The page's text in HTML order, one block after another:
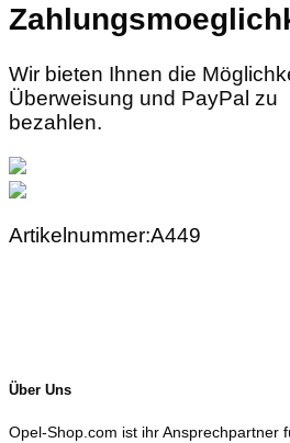
Wir bieten Ihnen die
Überweisung und PayPal zu
Artikelnummer:A449
Über Uns
Opel-Shop.com ist ihr Ansprechpartner